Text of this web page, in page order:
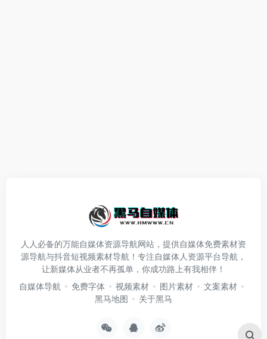
人人必备的万能自媒体资源导航网站，提供自媒体免费素材资
源导航与抖音短视频素材导航！专注自媒体人资源平台导航，
让新媒体从业者不再孤单，你成功路上有我相伴！
自媒体导航
免费字体 视频素材 图片素材
文案素材
黑马地图
关于黑马